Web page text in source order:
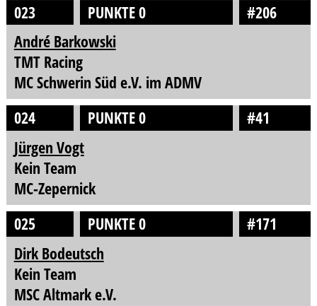
023
PUNKTE 0
#206
André Barkowski
TMT Racing
MC Schwerin Süd e.V. im ADMV
024
PUNKTE 0
#41
Jürgen Vogt
Kein Team
MC-Zepernick
025
PUNKTE 0
#171
Dirk Bodeutsch
Kein Team
MSC Altmark e.V.